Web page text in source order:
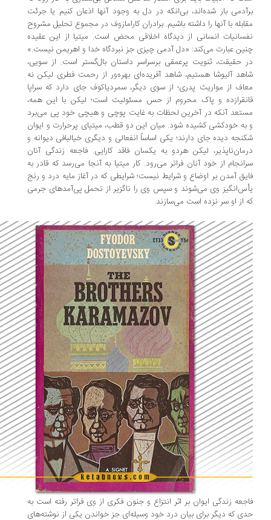
بار شده‌اند، بی‌انکه در دل به وجود آنها اذعان کنیم یا جرئت
با آنها را داشته باشیم. برادران کارامازوف در مجموع تحلیل مشروح
انسانی از دیدگاه اخلاقی محض است. میتیا از این عقیده
عبارت می‌کند: «دل آدمی چیزی جز نبردگاه خدا و اهریمن نیست.»
حقیقت، ثنویت پرعمقی برسراسر داستان بال‌گستر است. از سویی،
آلیوشا هستیم، شاهد آفریده‌ای بهره‌ور از رحمت فطری لیکن نه
از مواریث پدری؛ از سوی دیگر،‌ سمردیاکوف جای دارد که سراپا
و پاک محروم از حس مسئولیت است؛ لیکن با این همه،
آنکه در آخرین لحظات به غایت پوچی و هیچی خود پی می‌برد
خودکشی کشیده شود. میان این دو قطب، میتیای پرحرارت و ایوان
دیده جای دارند؛ یکی اساساً انفعالی و دیگری خیالبافی دیوانه و
لیکن هردو به یکسان فاقد کارایی. فاجعه زندگی آنان
از خود آنان فراتر می‌رود. کار میتیا به آنجا می‌رسد که قادر به
آمدن بر اوضاع و شرایط نیست؛ شرایطی که در آغاز مایه درد و رنج
وی می‌شوند و سپس وی را ناگزیر از تحمل پی‌آمدهای جرمی
از او سر نزده است می‌سازند.
زندگی ایوان بر اثر انتزاع و جنون فکری از وی فراتر رفته است به
که دیگر برای بیان درد خود وسیله‌ای جز خواندن یکی از نوشته‌های